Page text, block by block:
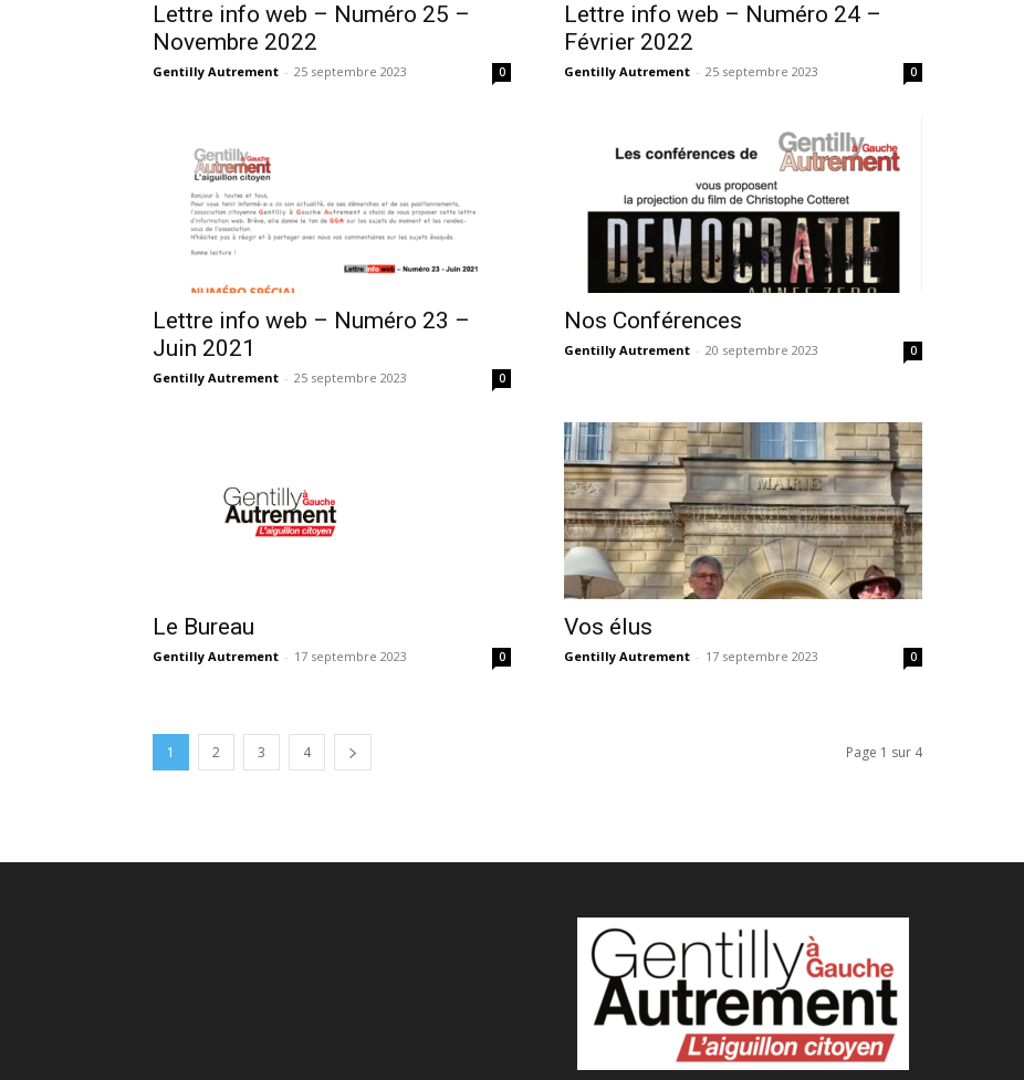
Lettre info web – Numéro 25 –
Novembre 2022
Gentilly Autrement - 25 septembre 2023 0
Lettre info web – Numéro 24 –
Février 2022
Gentilly Autrement - 25 septembre 2023 0
Lettre info web – Numéro 23 –
Juin 2021
Gentilly Autrement - 25 septembre 2023 0
Nos Conférences
Gentilly Autrement - 20 septembre 2023 0
Le Bureau
Gentilly Autrement - 17 septembre 2023 0
Vos élus
Gentilly Autrement - 17 septembre 2023 0
1 2 3 4 Page 1 sur 4